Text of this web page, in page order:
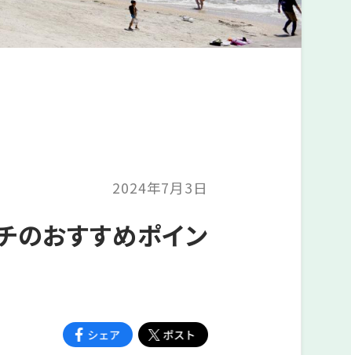
2024年7月3日
のおすすめポイン